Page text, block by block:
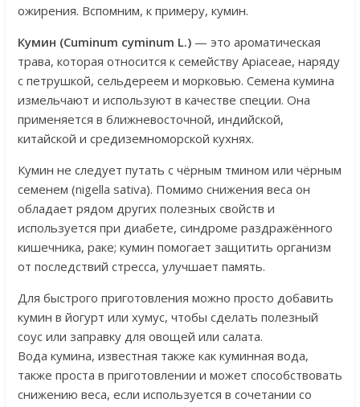
ожирения. Вспомним, к примеру, кумин.
Кумин (Cuminum cyminum L.)— это ароматическая
трава, которая относится к семейству Apiaceae, наряду
с петрушкой, сельдереем и морковью. Семена кумина
измельчают и используют в качестве специи. Она
применяется в ближневосточной, индийской,
китайской и средиземноморской кухнях.
Кумин не следует путать с чёрным тмином или чёрным
семенем (nigella sativa). Помимо снижения веса он
обладает рядом других полезных свойств и
используется при диабете, синдроме раздражённого
кишечника, раке; кумин помогает защитить организм
от последствий стресса, улучшает память.
Для быстрого приготовления можно просто добавить
кумин в йогурт или хумус, чтобы сделать полезный
соус или заправку для овощей или салата.
Вода кумина, известная также как куминная вода,
также проста в приготовлении и может способствовать
снижению веса, если используется в сочетании со